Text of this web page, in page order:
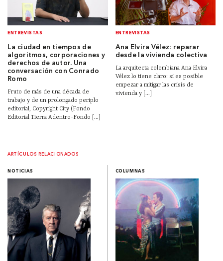
ENTREVISTAS
La ciudad en tiempos de
algoritmos, corporaciones y
derechos de autor. Una
conversación con Conrado
Romo
Fruto de más de una década de
trabajo y de un prolongado periplo
editorial, Copyright City (Fondo
Editorial Tierra Adentro-Fondo [...]
ENTREVISTAS
Ana Elvira Vélez: reparar
desde la vivienda colectiva
La arquitecta colombiana Ana Elvira
Vélez lo tiene claro: si es posible
empezar a mitigar las crisis de
vivienda y [...]
ARTÍCULOS RELACIONADOS
NOTICIAS COLUMNAS